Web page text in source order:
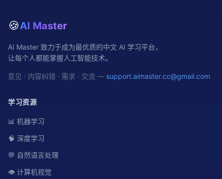
🍪AI Master
AI Master 致力于成为最优质的中文 AI 学习平台，
让每个人都能掌握人工智能技术。
意见 · 内容纠错 · 需求 · 交流 — support.aimaster.cc@gmail.com
学习资源
📊 机器学习
🧠 深度学习
💬 自然语言处理
👁️ 计算机视觉